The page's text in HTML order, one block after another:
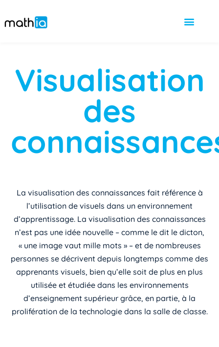
Visualisation
des
La visualisation des connaissances fait référence à
l’utilisation de visuels dans un environnement
d’apprentissage. La visualisation des connaissances
n’est pas une idée nouvelle – comme le dit le dicton,
« une image vaut mille mots » – et de nombreuses
personnes se décrivent depuis longtemps comme des
apprenants visuels, bien qu’elle soit de plus en plus
utilisée et étudiée dans les environnements
d’enseignement supérieur grâce, en partie, à la
prolifération de la technologie dans la salle de classe.